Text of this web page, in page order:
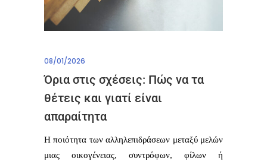
08/01/2026
Όρια στις σχέσεις: Πώς να τα
θέτεις και γιατί είναι
απαραίτητα
Η ποιότητα των αλληλεπιδράσεων μεταξύ μελών
μιας οικογένειας, συντρόφων, φίλων ή